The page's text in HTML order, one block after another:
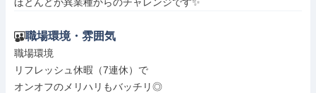
職場環境・雰囲気
職場環境
リフレッシュ休暇（7連休）で
オンオフのメリハリもバッチリ◎